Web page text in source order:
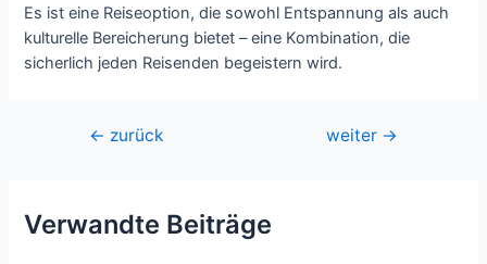
Es ist eine Reiseoption, die sowohl Entspannung als auch
kulturelle Bereicherung bietet – eine Kombination, die
sicherlich jeden Reisenden begeistern wird.
Beitragsnavigation
← zurück weiter →
Verwandte Beiträge